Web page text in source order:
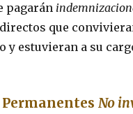
pagarán
que
y estuvieran a su
PermanentesNo